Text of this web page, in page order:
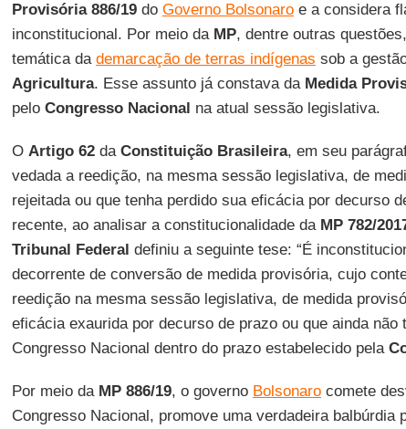
Provisória 886/19do Governo Bolsonaroe a considera
inconstitucional. Por meio da MP, dentre outras
temática da demarcação de terras indígenas sob a
Agricultura. Esse assunto já constava da Medida
pelo Congresso Nacional na atual sessão legislativa.
O Artigo 62da Constituição Brasileira, em seu
vedada a reedição, na mesma sessão legislativa, de
rejeitada ou que tenha perdido sua eficácia por decurso
recente, ao analisar a constitucionalidade da MP 782/
Tribunal Federal definiu a seguinte tese: “É
decorrente de conversão de medida provisória, cujo
reedição na mesma sessão legislativa, de medida
eficácia exaurida por decurso de prazo ou que ainda não
Congresso Nacional dentro do prazo estabelecido pela
Por meio da MP 886/19, o governo Bolsonarocomete
Congresso Nacional, promove uma verdadeira balbúrdia